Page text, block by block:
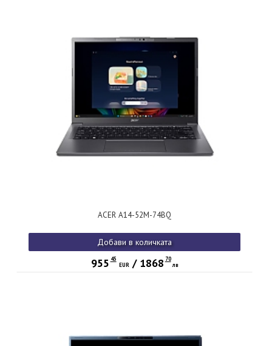
ACER A14-52M-74BQ
Добави в количката
955 45
EUR/ 1868 70
лв